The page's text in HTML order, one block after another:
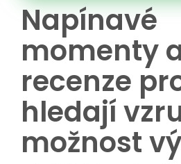
Napínavé
momenty
recenze
hledají
možnost